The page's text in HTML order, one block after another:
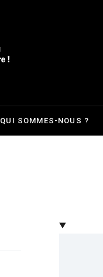
QUI SOMMES-NOUS ?